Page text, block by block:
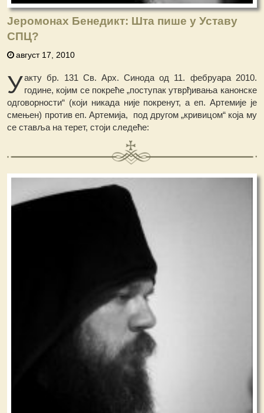
Јеромонах Бенедикт: Шта пише у Уставу
СПЦ?
август 17, 2010
Уакту бр. 131 Св. Арх. Синода од 11. фебруара 2010.
године, којим се покреће „поступак утврђивања канонске
одговорности“ (који никада није покренут, а еп. Артемије је
смењен) против еп. Артемија, под другом „кривицом“ која му
се ставља на терет, стоји следеће: